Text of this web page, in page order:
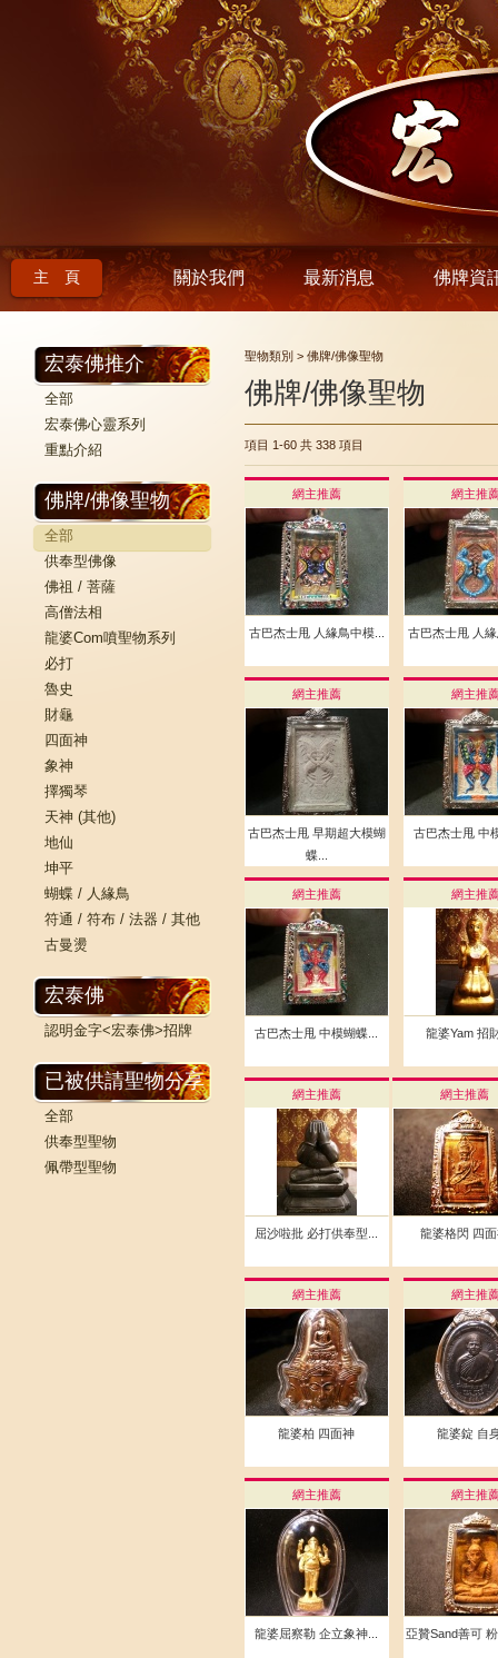
主 頁 關於我們 最新消息 佛牌資
宏泰佛推介
全部
宏泰佛心靈系列
重點介紹
佛牌/佛像聖物
全部
供奉型佛像
佛祖 / 菩薩
高僧法相
龍婆Com噴聖物系列
必打
魯史
財龜
四面神
象神
擇獨琴
天神 (其他)
地仙
坤平
蝴蝶 / 人緣鳥
符通 / 符布 / 法器 / 其他
古曼燙
宏泰佛
認明金字<宏泰佛>招牌
已被供請聖物分享
全部
供奉型聖物
佩帶型聖物
聖物類別 > 佛牌/佛像聖物
佛牌/佛像聖物
項目 1-60 共 338 項目
網主推薦
古巴杰士甩 人緣鳥中模...
網主推
古巴杰士甩 人
網主推薦
古巴杰士甩 早期超大模蝴
蝶...
網主推
古巴杰士甩 中
網主推薦
古巴杰士甩 中模蝴蝶...
網主推
龍婆Yam 招
網主推薦
屈沙啦批 必打供奉型...
網主推薦
龍婆格閃 四
網主推薦
龍婆柏 四面神
網主推
龍婆錠 自
網主推薦
龍婆屈察勒 企立象神...
網主推
亞贊Sand善可